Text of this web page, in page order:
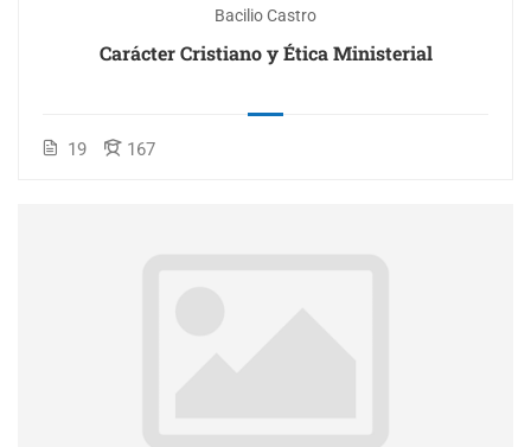
Bacilio Castro
Carácter Cristiano y Ética Ministerial
19 167